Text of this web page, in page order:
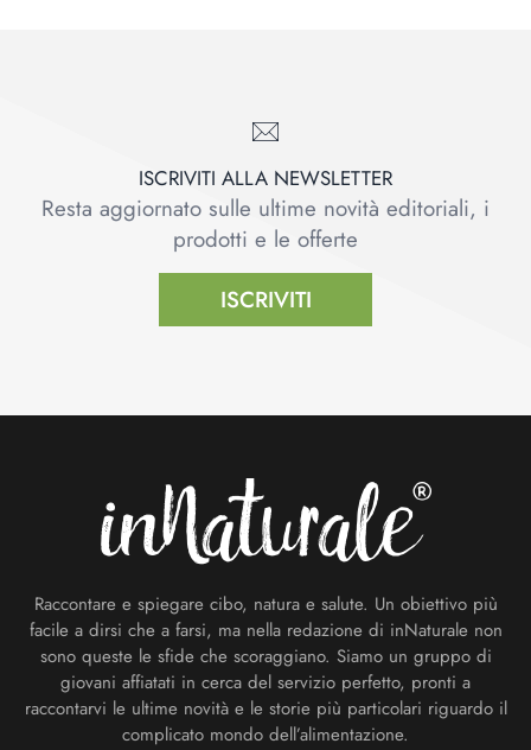
ISCRIVITI ALLA NEWSLETTER
Resta aggiornato sulle ultime novità editoriali, i
prodotti e le offerte
ISCRIVITI
Raccontare e spiegare cibo, natura e salute. Un obiettivo più
facile a dirsi che a farsi, ma nella redazione di inNaturale non
sono queste le sfide che scoraggiano. Siamo un gruppo di
giovani affiatati in cerca del servizio perfetto, pronti a
raccontarvi le ultime novità e le storie più particolari riguardo il
complicato mondo dell’alimentazione.